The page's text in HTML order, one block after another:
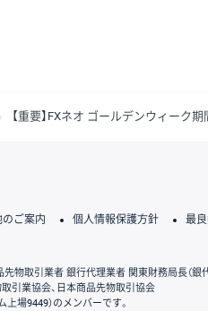
【重要】FXネオ ゴールデンウィーク
のご案内 個人情報保護方針 最
物取引業者 銀行代理業者 関東財務局長（
引業協会、日本商品先物取引協会
場9449）のメンバーです。